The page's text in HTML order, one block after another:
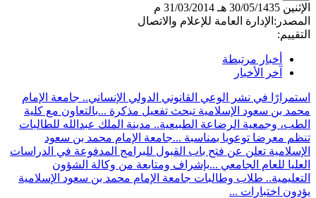
الإثنين 30/05/1435 هـ
31/03/2014 م
المصدر: الإدارة العامة للإعلام والاتصال
التقييم:
أخبار مرتبطة
آخر الأخبار
استمرارًا في نشر الوعي القانوني الدولي الإنساني.. جامعة الإمام
محمد بن سعود الإسلامية تبحث تفعيل مذكرة ...بالتعاون مع كلية
الطب، وجمعية الرضاعة الطبيعية.. مدينة الملك عبدالله للطالبات
تنظم معرضا توعويا بمناسبة ...جامعة الإمام محمد بن سعود
الإسلامية تعلن عن فتح باب القبول للبرامج المدفوعة في الدراسات
العليا للعام الجامعي ...بإشراف ومتابعة من وكالة الشؤون
التعليمية.. طلاب وطالبات جامعة الإمام محمد بن سعود الإسلامية
يؤدون اختبارات ...